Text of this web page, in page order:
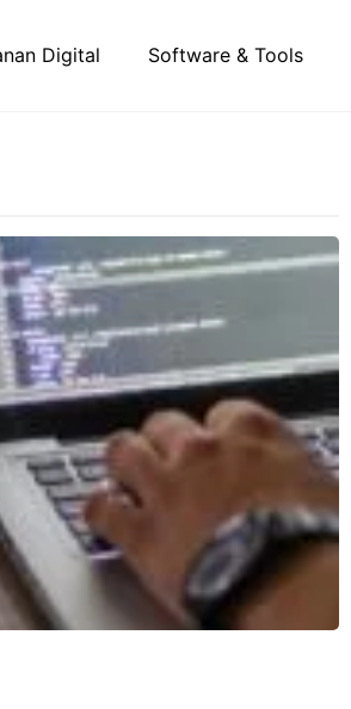
Digital Software & Tools